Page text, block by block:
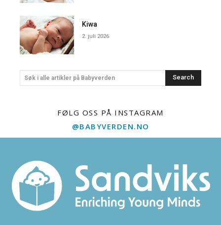
Kiwa
2. juli 2026
Søk i alle artikler på Babyverden Search
FØLG OSS PÅ INSTAGRAM
@BABYVERDEN.NO